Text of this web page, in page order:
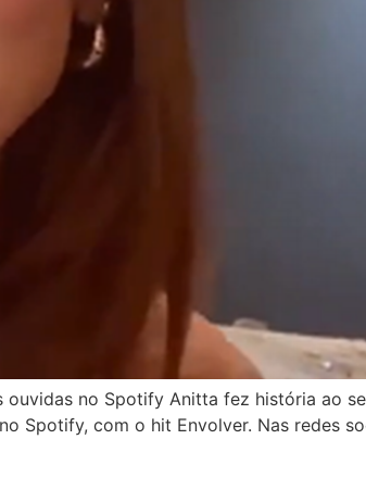
no Spotify Anitta fez história ao
Spotify, com o hit Envolver. Nas redes